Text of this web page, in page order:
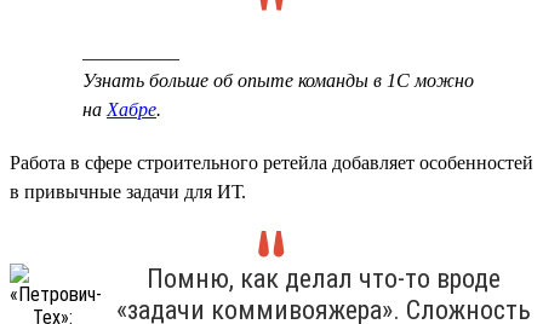
Узнать больше об опыте команды в 1С можно
на Хабре.
Работа в сфере строительного ретейла добавляет особенностей
в привычные задачи для ИТ.
Помню, как делал что-то вроде
«задачи коммивояжера». Сложность